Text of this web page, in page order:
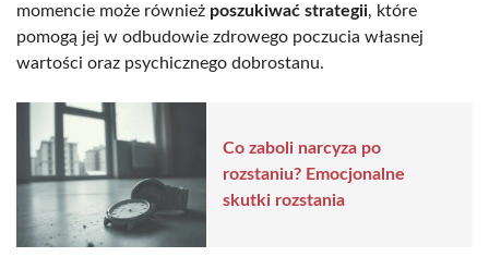
momencie może również poszukiwać strategii, które
pomogą jej w odbudowie zdrowego poczucia własnej
wartości oraz psychicznego dobrostanu.
Co zaboli narcyza po
rozstaniu? Emocjonalne
skutki rozstania